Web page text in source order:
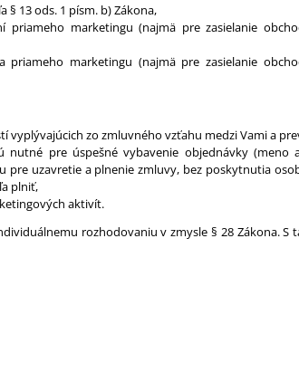
13 ods. 1 písm. b) Zákona,
priameho marketingu (najmä pre zasielanie
priameho marketingu (najmä pre zasielanie
vyplývajúcich zo zmluvného vzťahu medzi Vami a
pre úspešné vybavenie objednávky (meno
uzavretie a plnenie zmluvy, bez poskytnutia
plniť,
aktivít.
rozhodovaniu v zmysle § 28 Zákona. S